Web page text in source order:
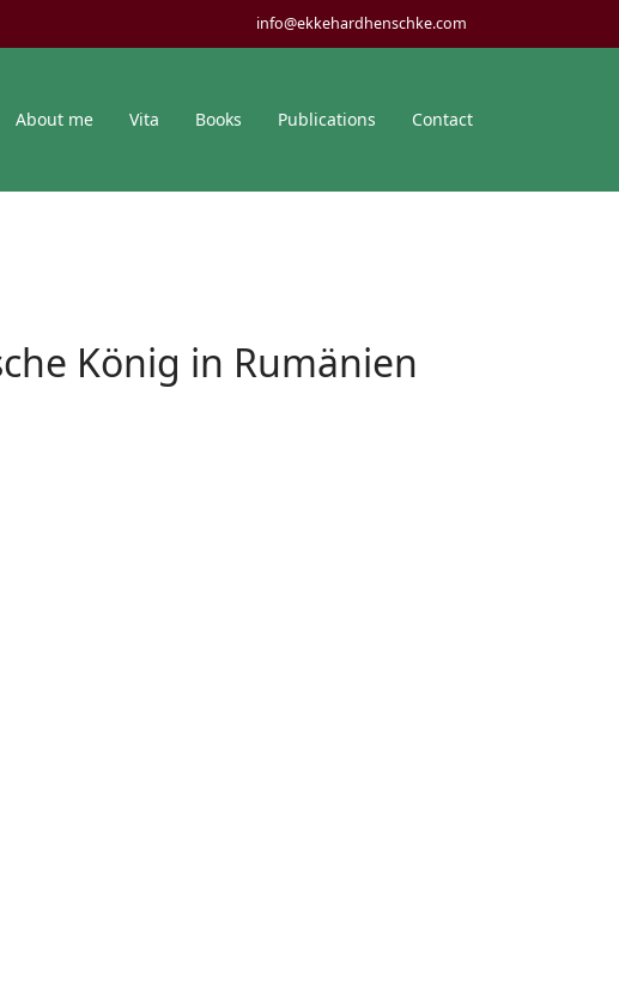
info@ekkehardhenschke.com
About me Vita Books Publications Contact
König in Rumänien